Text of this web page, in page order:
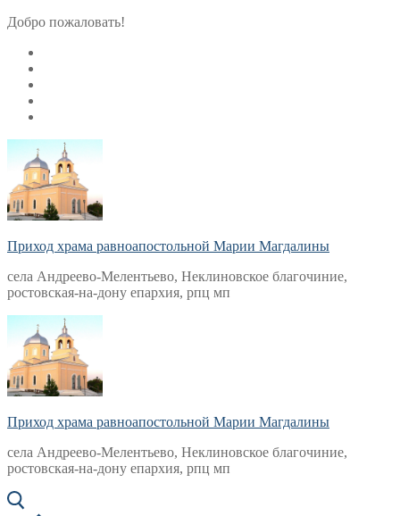
Перейти
содержимому
Меню
Закрыть
Добро пожаловать!
Приход храма равноапостольной Марии Магдалины
села Андреево-Мелентьево, Неклиновское благочиние,
ростовская-на-дону епархия, рпц мп
Приход храма равноапостольной Марии Магдалины
села Андреево-Мелентьево, Неклиновское благочиние,
ростовская-на-дону епархия, рпц мп